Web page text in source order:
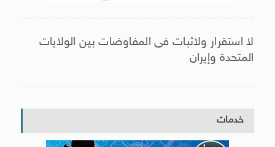
لا استقرار ولاثبات فى المفاوضات بين الولايات
المتحدة وإيران
خدمات